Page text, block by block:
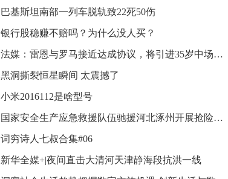
巴基斯坦南部一列车脱轨致22死50伤
银行股稳赚不赔吗？为什么没人买？
法媒：雷恩与罗马接近达成协议，将引进35岁中场球员马蒂奇
黑洞撕裂恒星瞬间 太震撼了
小米2016112是啥型号
国家安全生产应急救援队伍驰援河北涿州开展抢险排涝
词穷诗人七叔合集#06
新华全媒+|夜间直击大清河天津静海段抗洪一线